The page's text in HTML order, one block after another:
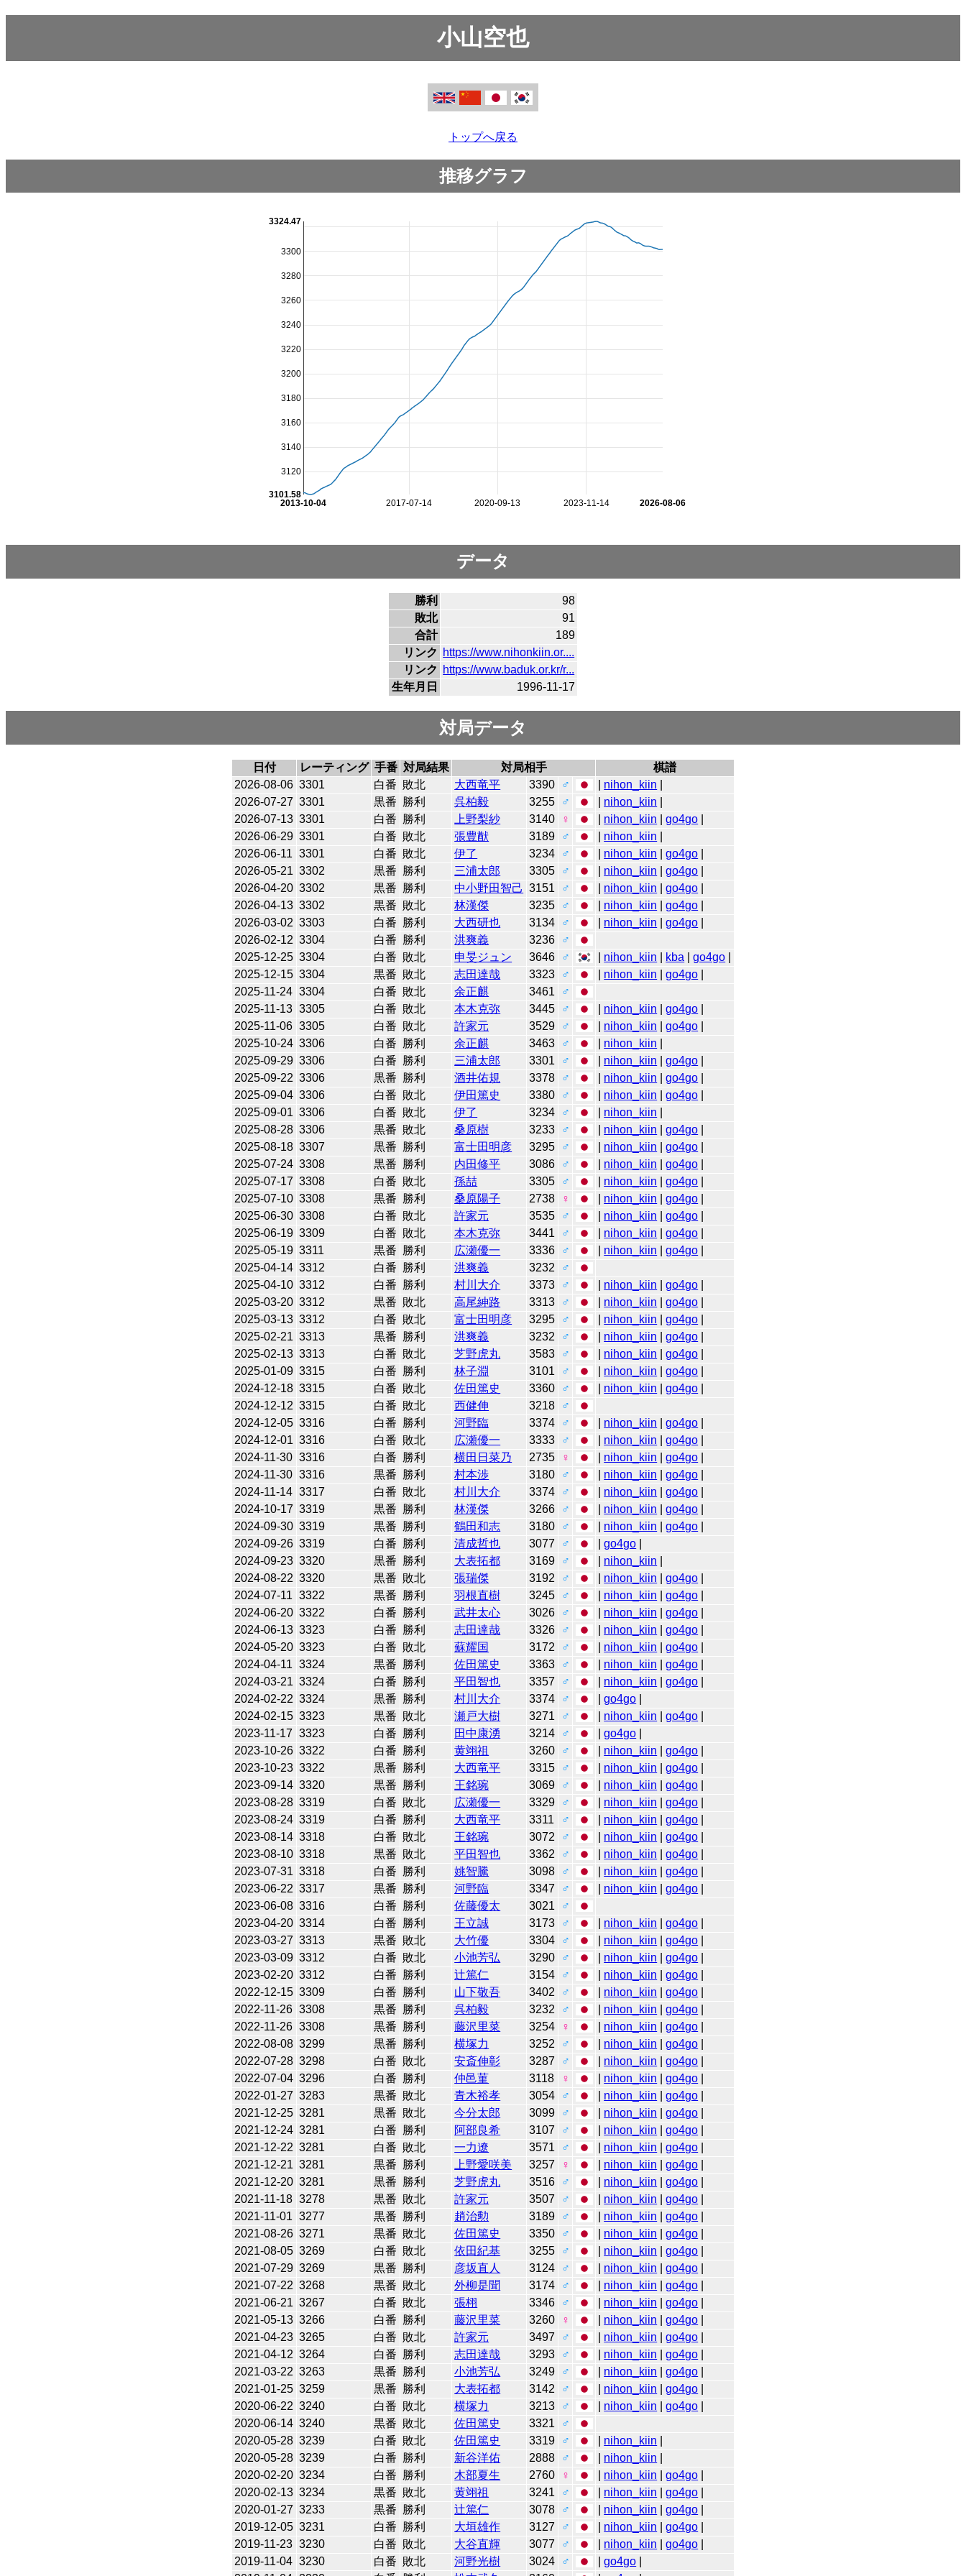
小山空也
トップへ戻る
推移グラフ
2017-07-14 2020-09-13 2023-11-14
2013-10-04 2026-08-06
3120
3140
3160
3180
3200
3220
3240
3260
3280
3300
3101.58
3324.47
データ
勝利
98
敗北
91
合計
189
リンク
https://www.nihonkiin.or....
リンク
https://www.baduk.or.kr/r...
生年月日
1996-11-17
対局データ
日付 レーティング 手番 対局結果 対局相手
棋譜
2026-08-06 3301 白番 敗北 大西竜平 3390 ♂ nihon_kiin
2026-07-27 3301 黒番 勝利 呉柏毅 3255 ♂ nihon_kiin
2026-07-13 3301 白番 勝利 上野梨紗 3140 ♀ nihon_kiin |go4go
2026-06-29 3301 白番 敗北 張豊猷 3189 ♂ nihon_kiin
2026-06-11 3301 白番 敗北 伊了 3234 ♂ nihon_kiin |go4go
2026-05-21 3302 黒番 勝利 三浦太郎 3305 ♂ nihon_kiin |go4go
2026-04-20 3302 黒番 勝利 中小野田智己 3151 ♂ nihon_kiin |go4go
2026-04-13 3302 黒番 敗北 林漢傑 3235 ♂ nihon_kiin |go4go
2026-03-02 3303 白番 勝利 大西研也 3134 ♂ nihon_kiin |go4go
2026-02-12 3304 白番 勝利 洪爽義 3236
♂
2025-12-25 3304 白番 敗北 申旻ジュン 3646 ♂ nihon_kiin kba |go4go
2025-12-15 3304 黒番 敗北 志田達哉 3323 ♂ nihon_kiin |go4go
2025-11-24 3304 白番 敗北 余正麒 3461
♂
2025-11-13 3305 白番 敗北 本木克弥 3445 ♂ nihon_kiin |go4go
2025-11-06 3305 白番 敗北 許家元 3529 ♂ nihon_kiin |go4go
2025-10-24 3306 白番 勝利 余正麒 3463 ♂ nihon_kiin
2025-09-29 3306 白番 勝利 三浦太郎 3301 ♂ nihon_kiin |go4go
2025-09-22 3306 黒番 勝利 酒井佑規 3378 ♂ nihon_kiin |go4go
2025-09-04 3306 白番 敗北 伊田篤史 3380 ♂ nihon_kiin |go4go
2025-09-01 3306 白番 敗北 伊了 3234 ♂ nihon_kiin
2025-08-28 3306 黒番 敗北 桑原樹 3233 ♂ nihon_kiin |go4go
2025-08-18 3307 黒番 勝利 富士田明彦 3295 ♂ nihon_kiin |go4go
2025-07-24 3308 黒番 勝利 内田修平 3086 ♂ nihon_kiin |go4go
2025-07-17 3308 白番 敗北 孫喆 3305 ♂ nihon_kiin |go4go
2025-07-10 3308 黒番 勝利 桑原陽子 2738 ♀ nihon_kiin |go4go
2025-06-30 3308 白番 敗北 許家元 3535 ♂ nihon_kiin |go4go
2025-06-19 3309 白番 敗北 本木克弥 3441 ♂ nihon_kiin |go4go
2025-05-19 3311 黒番 勝利 広瀬優一 3336 ♂ nihon_kiin |go4go
2025-04-14 3312 白番 勝利 洪爽義 3232
♂
2025-04-10 3312 白番 勝利 村川大介 3373 ♂ nihon_kiin |go4go
2025-03-20 3312 黒番 敗北 高尾紳路 3313 ♂ nihon_kiin |go4go
2025-03-13 3312 白番 敗北 富士田明彦 3295 ♂ nihon_kiin |go4go
2025-02-21 3313 黒番 勝利 洪爽義 3232 ♂ nihon_kiin |go4go
2025-02-13 3313 白番 敗北 芝野虎丸 3583 ♂ nihon_kiin |go4go
2025-01-09 3315 白番 勝利 林子淵 3101 ♂ nihon_kiin |go4go
2024-12-18 3315 白番 敗北 佐田篤史 3360 ♂ nihon_kiin |go4go
2024-12-12 3315 白番 敗北 西健伸 3218
♂
2024-12-05 3316 白番 勝利 河野臨 3374 ♂ nihon_kiin |go4go
2024-12-01 3316 白番 敗北 広瀬優一 3333 ♂ nihon_kiin |go4go
2024-11-30 3316 白番 勝利 横田日菜乃 2735 ♀ nihon_kiin |go4go
2024-11-30 3316 黒番 勝利 村本渉 3180 ♂ nihon_kiin |go4go
2024-11-14 3317 白番 敗北 村川大介 3374 ♂ nihon_kiin |go4go
2024-10-17 3319 黒番 勝利 林漢傑 3266 ♂ nihon_kiin |go4go
2024-09-30 3319 黒番 勝利 鶴田和志 3180 ♂ nihon_kiin |go4go
2024-09-26 3319 白番 勝利 清成哲也 3077 ♂ |go4go
2024-09-23 3320 黒番 勝利 大表拓都 3169 ♂ nihon_kiin
2024-08-22 3320 黒番 敗北 張瑞傑 3192 ♂ nihon_kiin |go4go
2024-07-11 3322 黒番 勝利 羽根直樹 3245 ♂ nihon_kiin |go4go
2024-06-20 3322 白番 勝利 武井太心 3026 ♂ nihon_kiin |go4go
2024-06-13 3323 白番 勝利 志田達哉 3326 ♂ nihon_kiin |go4go
2024-05-20 3323 白番 敗北 蘇耀国 3172 ♂ nihon_kiin |go4go
2024-04-11 3324 黒番 勝利 佐田篤史 3363 ♂ nihon_kiin |go4go
2024-03-21 3324 白番 勝利 平田智也 3357 ♂ nihon_kiin |go4go
2024-02-22 3324 黒番 勝利 村川大介 3374 ♂ |go4go
2024-02-15 3323 黒番 敗北 瀬戸大樹 3271 ♂ nihon_kiin |go4go
2023-11-17 3323 白番 勝利 田中康湧 3214 ♂ |go4go
2023-10-26 3322 白番 勝利 黄翊祖 3260 ♂ nihon_kiin |go4go
2023-10-23 3322 黒番 勝利 大西竜平 3315 ♂ nihon_kiin |go4go
2023-09-14 3320 黒番 勝利 王銘琬 3069 ♂ nihon_kiin |go4go
2023-08-28 3319 白番 敗北 広瀬優一 3329 ♂ nihon_kiin |go4go
2023-08-24 3319 白番 勝利 大西竜平 3311 ♂ nihon_kiin |go4go
2023-08-14 3318 白番 敗北 王銘琬 3072 ♂ nihon_kiin |go4go
2023-08-10 3318 黒番 敗北 平田智也 3362 ♂ nihon_kiin |go4go
2023-07-31 3318 白番 勝利 姚智騰 3098 ♂ nihon_kiin |go4go
2023-06-22 3317 黒番 勝利 河野臨 3347 ♂ nihon_kiin |go4go
2023-06-08 3316 白番 勝利 佐藤優太 3021
♂
2023-04-20 3314 白番 勝利 王立誠 3173 ♂ nihon_kiin |go4go
2023-03-27 3313 黒番 敗北 大竹優 3304 ♂ nihon_kiin |go4go
2023-03-09 3312 白番 敗北 小池芳弘 3290 ♂ nihon_kiin |go4go
2023-02-20 3312 白番 勝利 辻󠄀篤仁 3154 ♂ nihon_kiin |go4go
2022-12-15 3309 白番 勝利 山下敬吾 3402 ♂ nihon_kiin |go4go
2022-11-26 3308 黒番 勝利 呉柏毅 3232 ♂ nihon_kiin |go4go
2022-11-26 3308 黒番 勝利 藤沢里菜 3254 ♀ nihon_kiin |go4go
2022-08-08 3299 黒番 勝利 横塚力 3252 ♂ nihon_kiin |go4go
2022-07-28 3298 白番 敗北 安斎伸彰 3287 ♂ nihon_kiin |go4go
2022-07-04 3296 白番 勝利 仲邑菫 3118 ♀ nihon_kiin |go4go
2022-01-27 3283 黒番 敗北 青木裕孝 3054 ♂ nihon_kiin |go4go
2021-12-25 3281 黒番 敗北 今分太郎 3099 ♂ nihon_kiin |go4go
2021-12-24 3281 白番 勝利 阿部良希 3107 ♂ nihon_kiin |go4go
2021-12-22 3281 白番 敗北 一力遼 3571 ♂ nihon_kiin |go4go
2021-12-21 3281 黒番 勝利 上野愛咲美 3257 ♀ nihon_kiin |go4go
2021-12-20 3281 黒番 勝利 芝野虎丸 3516 ♂ nihon_kiin |go4go
2021-11-18 3278 黒番 敗北 許家元 3507 ♂ nihon_kiin |go4go
2021-11-01 3277 黒番 勝利 趙治勲 3189 ♂ nihon_kiin |go4go
2021-08-26 3271 黒番 敗北 佐田篤史 3350 ♂ nihon_kiin |go4go
2021-08-05 3269 白番 敗北 依田紀基 3255 ♂ nihon_kiin |go4go
2021-07-29 3269 黒番 勝利 彦坂直人 3124 ♂ nihon_kiin |go4go
2021-07-22 3268 黒番 敗北 外柳是聞 3174 ♂ nihon_kiin |go4go
2021-06-21 3267 白番 敗北 張栩 3346 ♂ nihon_kiin |go4go
2021-05-13 3266 白番 勝利 藤沢里菜 3260 ♀ nihon_kiin |go4go
2021-04-23 3265 白番 敗北 許家元 3497 ♂ nihon_kiin |go4go
2021-04-12 3264 白番 勝利 志田達哉 3293 ♂ nihon_kiin |go4go
2021-03-22 3263 黒番 勝利 小池芳弘 3249 ♂ nihon_kiin |go4go
2021-01-25 3259 黒番 勝利 大表拓都 3142 ♂ nihon_kiin |go4go
2020-06-22 3240 白番 敗北 横塚力 3213 ♂ nihon_kiin |go4go
2020-06-14 3240 黒番 敗北 佐田篤史 3321
♂
2020-05-28 3239 白番 敗北 佐田篤史 3319 ♂ nihon_kiin
2020-05-28 3239 白番 勝利 新谷洋佑 2888 ♂ nihon_kiin
2020-02-20 3234 白番 勝利 木部夏生 2760 ♀ nihon_kiin |go4go
2020-02-13 3234 黒番 敗北 黄翊祖 3241 ♂ nihon_kiin |go4go
2020-01-27 3233 黒番 勝利 辻󠄀篤仁 3078 ♂ nihon_kiin |go4go
2019-12-05 3231 白番 勝利 大垣雄作 3127 ♂ nihon_kiin |go4go
2019-11-23 3230 白番 敗北 大谷直輝 3077 ♂ nihon_kiin |go4go
2019-11-04 3230 白番 敗北 河野光樹 3024 ♂ |go4go